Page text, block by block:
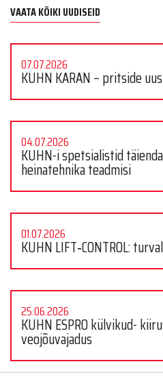
VAATA KÕIKI UUDISEID
07.07.2026
KUHN KARAN – pritside
04.07.2026
KUHN-i spetsialistid
heinatehnika teadmisi
01.07.2026
KUHN LIFT‑CONTROL:
25.06.2026
KUHN ESPRO külvikud-
veojõuvajadus